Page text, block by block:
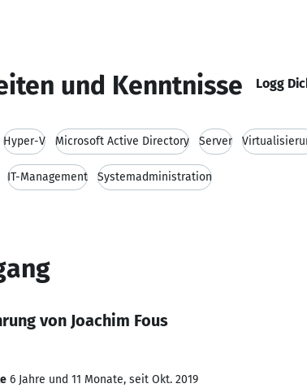
und Kenntnisse Logg
Hyper-V Microsoft Active Directory Server
IT-Management Systemadministration
von Joachim Fous
6 Jahre und 11 Monate, seit Okt. 2019